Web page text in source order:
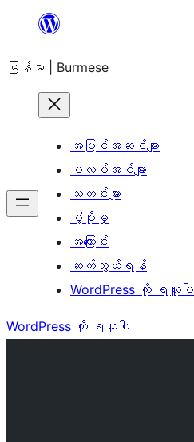
အကြောင်းအရာ
ကျော်သွား
မြန်မာ | Burmese
အပြင်အဆင်များ
ပလပ်အင်များ
သတင်းများ
ပံ့ပိုးမှု
အကြောင်း
ဆက်သွယ်ရန်
WordPress ကို ရယူပါ
WordPress ကို ရယူပါ